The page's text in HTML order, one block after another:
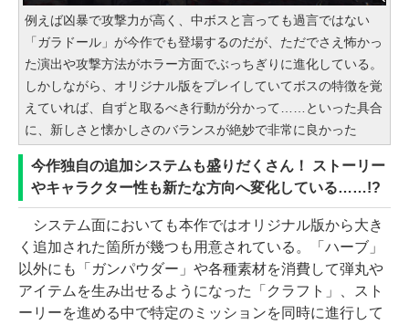
例えば凶暴で攻撃力が高く、中ボスと言っても過言ではない
「ガラドール」が今作でも登場するのだが、ただでさえ怖かっ
た演出や攻撃方法がホラー方面でぶっちぎりに進化している。
しかしながら、オリジナル版をプレイしていてボスの特徴を覚
えていれば、自ずと取るべき行動が分かって……といった具合
に、新しさと懐かしさのバランスが絶妙で非常に良かった
今作独自の追加システムも盛りだくさん！ ストーリー
やキャラクター性も新たな方向へ変化している……!?
システム面においても本作ではオリジナル版から大き
く追加された箇所が幾つも用意されている。「ハーブ」
以外にも「ガンパウダー」や各種素材を消費して弾丸や
アイテムを生み出せるようになった「クラフト」、スト
ーリーを進める中で特定のミッションを同時に進行して